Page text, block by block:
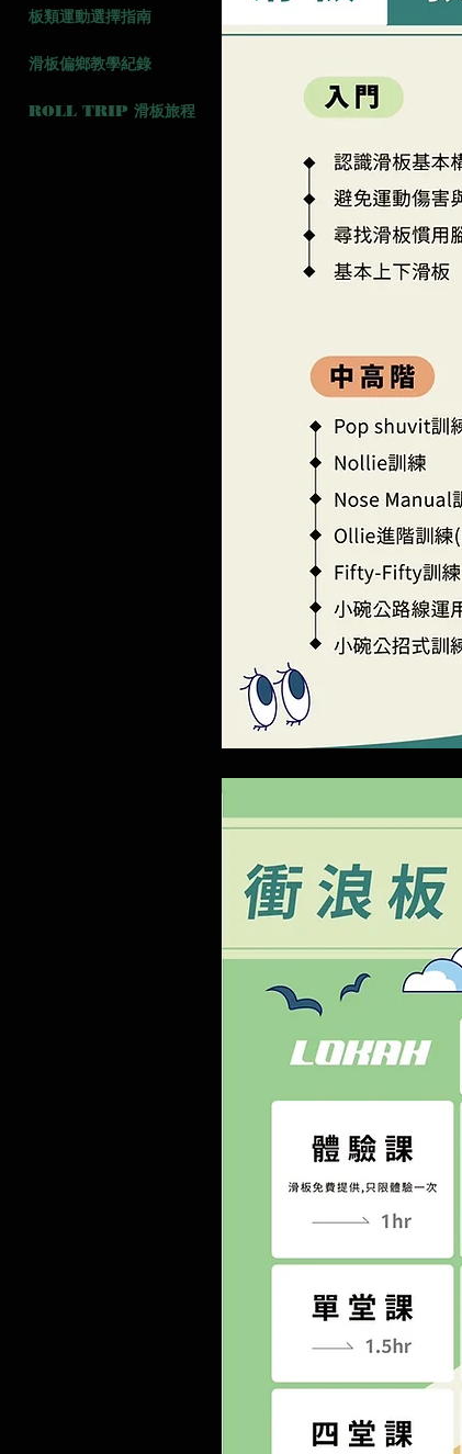
板類運動選擇指南
滑板偏鄉教學紀錄
ROLL TRIP 滑板旅程